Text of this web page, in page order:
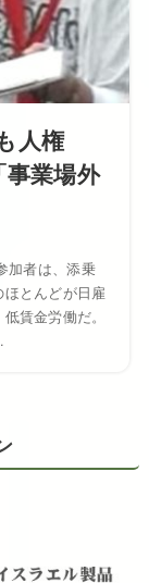
人権
業場外
者は、添乗
とんどが日雇
賃金労働だ。